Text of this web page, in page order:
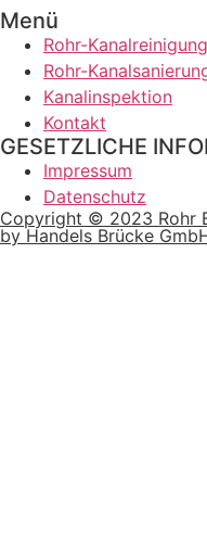
Menü
Rohr-Kanalreinigung
Rohr-
Kanalinspektion
Kontakt
GESETZLICHE
Impressum
Datenschutz
Copyright © 2023 Rohr
by Handels Brücke